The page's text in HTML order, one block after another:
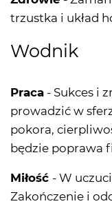
trzustka i układ
Wodnik
Praca - Sukces i
prowadzić w
pokora,
będzie poprawa
Miłość - W
Zakończenie i